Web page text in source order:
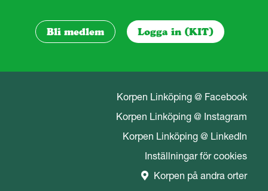
Bli medlem Logga in (KIT)
Korpen Linköping @ Facebook
Korpen Linköping @ Instagram
Korpen Linköping @ LinkedIn
Inställningar för cookies
Korpen på andra orter